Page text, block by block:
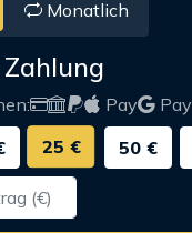
Monatlich
Pay
Pay
25 € 50 €